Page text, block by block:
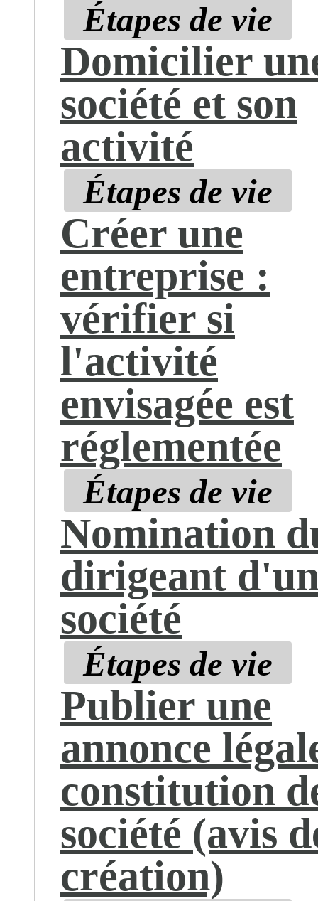
Étapes de vie
Domicilier
société et son
activité
Étapes de vie
Créer une
entreprise :
vérifier si
l'activité
envisagée est
réglementée
Étapes de vie
Nomination
dirigeant
société
Étapes de vie
Publier une
annonce
constitution
société (avis
création)